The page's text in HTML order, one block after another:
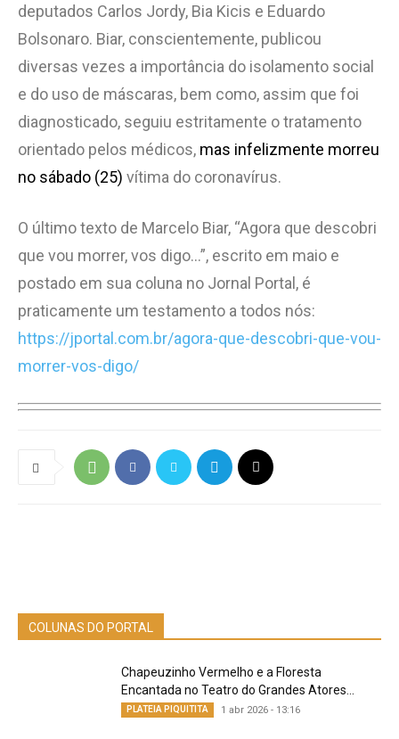
deputados Carlos Jordy, Bia Kicis e Eduardo
Bolsonaro. Biar, conscientemente, publicou
diversas vezes a importância do isolamento social
e do uso de máscaras, bem como, assim que foi
diagnosticado, seguiu estritamente o tratamento
orientado pelos médicos, mas infelizmente morreu
no sábado (25) vítima do coronavírus.
O último texto de Marcelo Biar, “Agora que descobri
que vou morrer, vos digo…”, escrito em maio e
postado em sua coluna no Jornal Portal, é
praticamente um testamento a todos nós:
https://jportal.com.br/agora-que-descobri-que-vou-
morrer-vos-digo/
COLUNAS DO PORTAL
Chapeuzinho Vermelho e a Floresta
Encantada no Teatro do Grandes Atores...
PLATEIA PIQUITITA 1 abr 2026 - 13:16